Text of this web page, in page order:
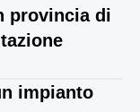
provincia di
impianto